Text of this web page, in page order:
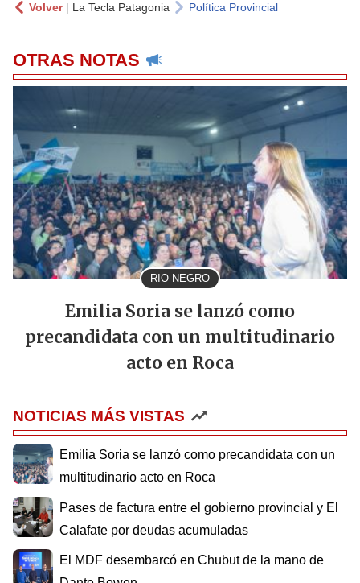
Volver| La Tecla Patagonia Política Provincial
OTRAS NOTAS
RIO NEGRO
Emilia Soria se lanzó como
precandidata con un multitudinario
acto en Roca
NOTICIAS MÁS VISTAS
Emilia Soria se lanzó como precandidata con un
multitudinario acto en Roca
Pases de factura entre el gobierno provincial y El
Calafate por deudas acumuladas
El MDF desembarcó en Chubut de la mano de